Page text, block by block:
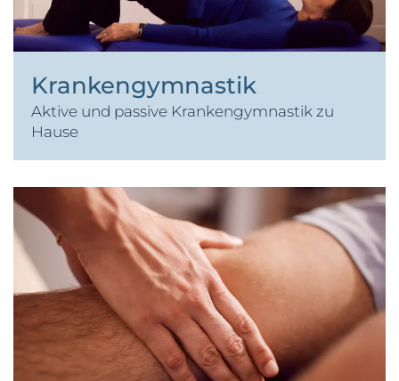
Krankengymnastik
Aktive und passive Krankengymnastik zu
Hause